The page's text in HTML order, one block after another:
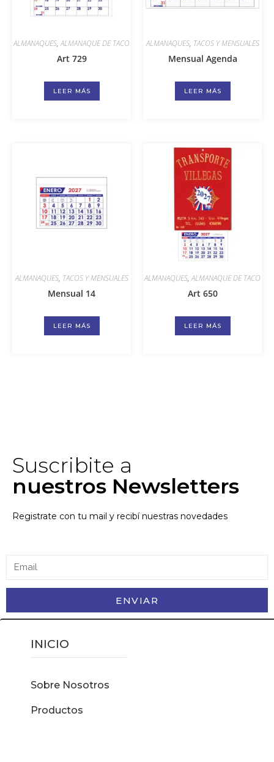
ALMANAQUES,ALMANAQUE DE TACO
Art 729
LEER MÁS
ALMANAQUES, TACOS Y MENSUALES
Mensual Agenda
LEER MÁS
ALMANAQUES, TACOS Y MENSUALES
Mensual 14
LEER MÁS
ALMANAQUES,ALMANAQUE DE TACO
Art 650
LEER MÁS
Suscribite a
nuestros Newsletters
Registrate con tu mail y recibí nuestras novedades
ENVIAR
INICIO
Sobre Nosotros
Productos